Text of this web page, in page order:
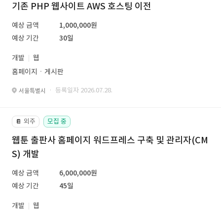
기존 PHP 웹사이트 AWS 호스팅 이전
예상 금액
1,000,000원
예상 기간
30일
개발
웹
홈페이지ㆍ게시판
서울특별시 · 등록일자 2026.07.28.
📔 외주 모집 중
웹툰 출판사 홈페이지 워드프레스 구축 및 관리자(CM
S) 개발
예상 금액
6,000,000원
예상 기간
45일
개발
웹